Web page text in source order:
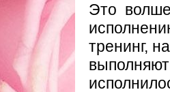
Это
тренинг,